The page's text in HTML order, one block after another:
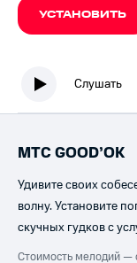
УСТАНОВИТЬ
Слушать
МТС GOOD’OK
Удивите своих
волну. Установите
скучных гудков с
Стоимость мелодий —